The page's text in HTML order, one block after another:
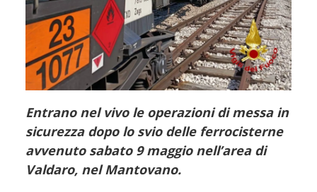
Entrano nel vivo le operazioni di messa in
sicurezza dopo lo svio delle ferrocisterne
avvenuto sabato 9 maggio nell’area di
Valdaro, nel Mantovano.